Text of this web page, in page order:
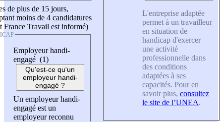
de plus de 15 jours,
moins de 4 candidatures
France Travail est informé)
Employeur handi-
engagé (1)
Qu'est-ce qu'un
employeur handi-
engagé ?
Un employeur handi-
engagé est un
employeur reconnu
L'entreprise adaptée
permet à un travailleur
en situation de
handicap d'exercer
une activité
professionnelle dans
des conditions
adaptées à ses
capacités. Pour en
savoir plus, consultez
le site de l’UNEA.